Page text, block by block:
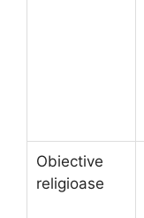
Obiective
religioase